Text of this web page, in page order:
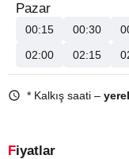
Pazar
00:15 00:30
02:00
02:15
* Kalkış saati –
Fiyatlar